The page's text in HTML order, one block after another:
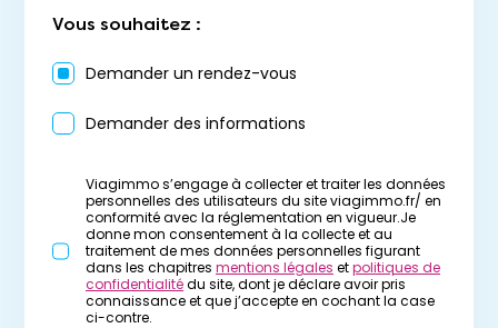
Vous souhaitez :
Demander un rendez-vous
Demander des informations
Viagimmo s’engage à collecter et traiter les données
personnelles des utilisateurs du site viagimmo.fr/ en
conformité avec la réglementation en vigueur.Je
donne mon consentement à la collecte et au
traitement de mes données personnelles figurant
dans les chapitres mentions légales etpolitiques de
confidentialitédu site, dont je déclare avoir pris
connaissance et que j’accepte en cochant la case
ci-contre.